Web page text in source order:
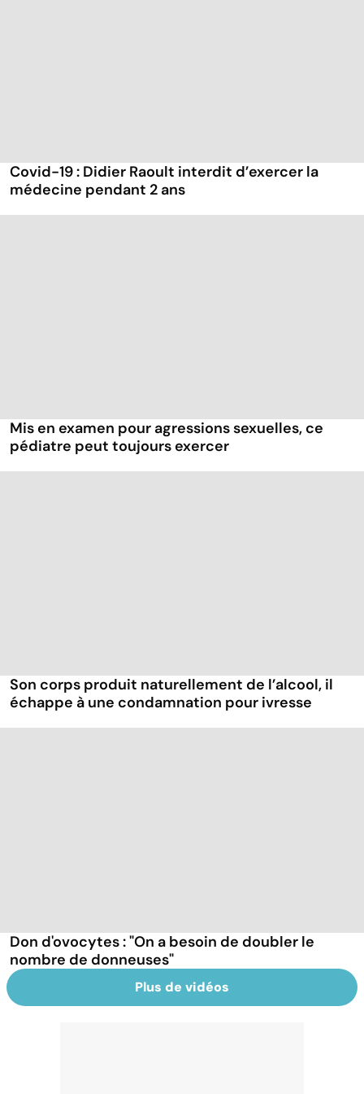
Covid-19 : Didier Raoult interdit d’exercer la
médecine pendant 2 ans
Mis en examen pour agressions sexuelles, ce
pédiatre peut toujours exercer
Son corps produit naturellement de l’alcool, il
échappe à une condamnation pour ivresse
Don d'ovocytes : "On a besoin de doubler le
nombre de donneuses"
Plus de vidéos